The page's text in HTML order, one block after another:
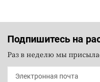
Подпишитесь на
Раз в неделю мы